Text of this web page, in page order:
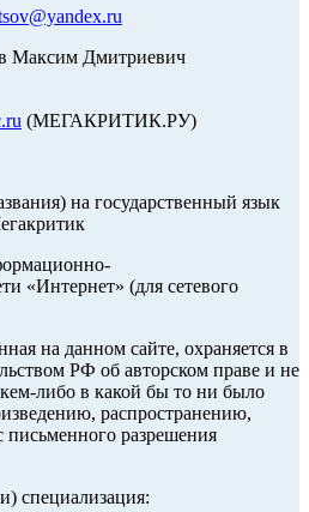
Максим Дмитриевич
(МЕГАКРИТИК.РУ)
на государственный язык
«Интернет» (для сетевого
на данном сайте, охраняется в
РФ об авторском праве и не
либо в какой бы то ни было
распространению,
письменного разрешения
специализация: